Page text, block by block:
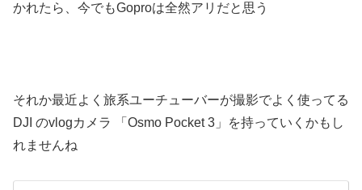
かれたら、今でもGoproは全然アリだと思う
それか最近よく旅系ユーチューバーが撮影でよく使ってる
DJI のvlogカメラ 「Osmo Pocket 3」を持っていくかもし
れませんね